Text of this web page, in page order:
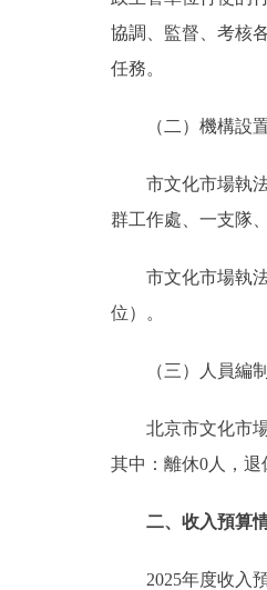
協調、監督、考核
任務。
（二）機構設置
市文化市場執法
群工作處、一支隊
市文化市場執法
位）。
（三）人員編制
北京市文化市場
其中：離休0人，退
二、收入預算情
2025年度收入預